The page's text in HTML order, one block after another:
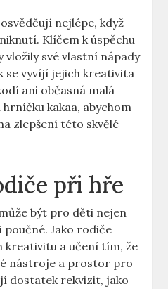
nejlépe, když
Klíčem k úspěchu
vložily své vlastní nápady
se vyvíjí jejich kreativita
ani občasná malá
hrníčku kakaa, abychom
zlepšení této skvělé
při hře
být pro děti nejen
poučné. Jako rodiče
a učení tím, že
nástroje a prostor pro
dostatek rekvizit, jako